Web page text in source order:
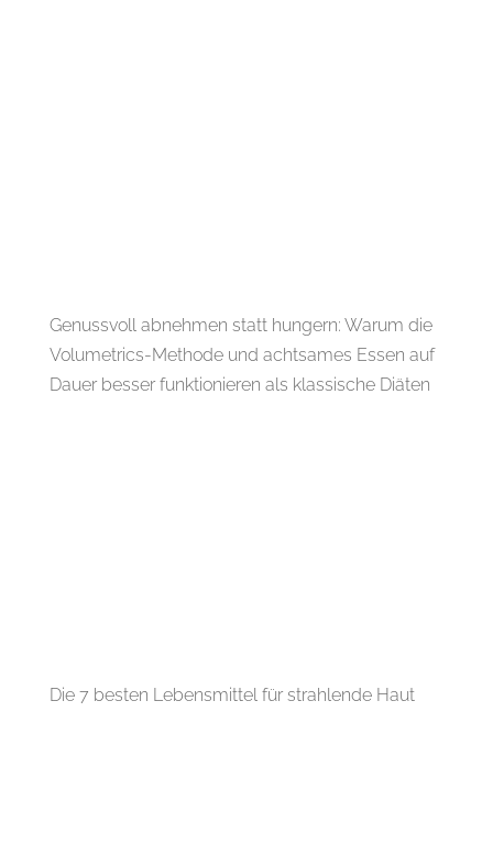
Genussvoll abnehmen statt hungern: Warum die
Volumetrics-Methode und achtsames Essen auf
Dauer besser funktionieren als klassische Diäten
Die 7 besten Lebensmittel für strahlende Haut